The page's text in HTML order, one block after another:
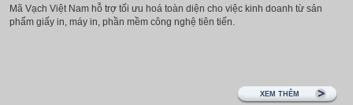
Mã Vạch Việt Nam hỗ trợ tối ưu hoá toàn diện cho việc kinh doanh từ sản
phẩm giấy in, máy in, phần mềm công nghệ tiên tiến.
XEM THÊM